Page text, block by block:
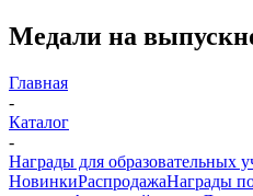
Медали на
Главная
-
Каталог
-
Награды для образовательных
НовинкиРаспродажаНаграды